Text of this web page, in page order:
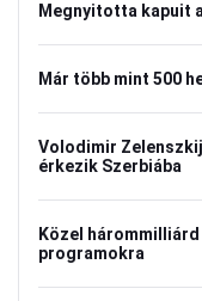
Megnyitotta kapuit
Már több mint 500
Volodimir
érkezik Szerbiába
Közel
programokra